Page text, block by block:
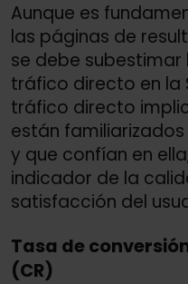
Aunque es
las páginas de
se debe
tráfico directo en la
tráfico directo
están
y que confían en
indicador de la
satisfacción del
Tasa de
(CR)